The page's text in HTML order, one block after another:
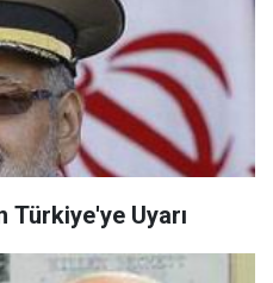
Türkiye'ye Uyarı